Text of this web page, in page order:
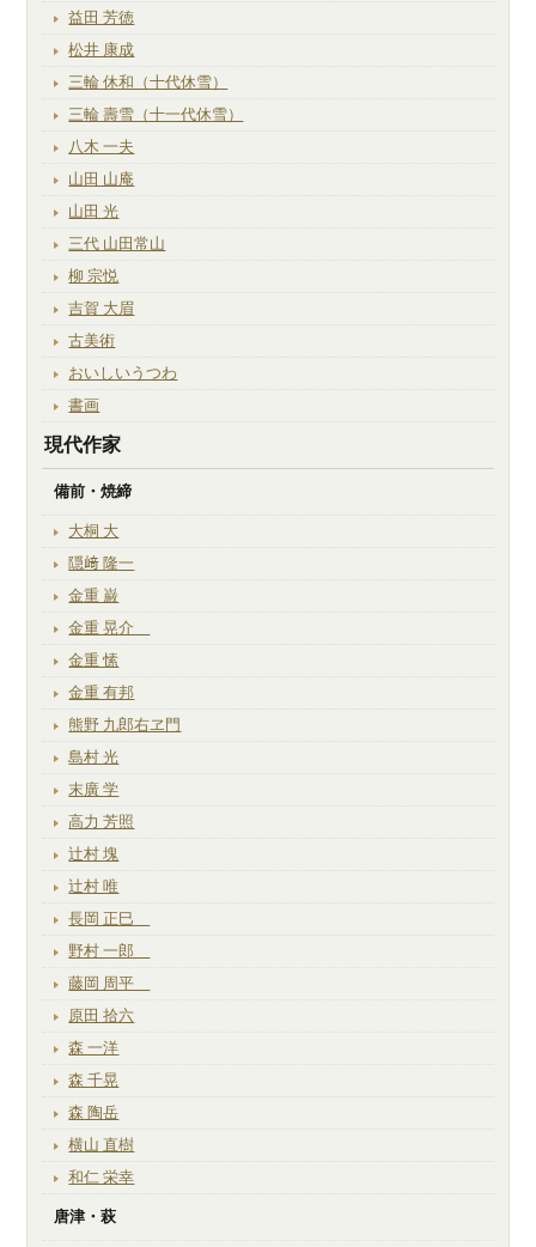
益田 芳徳
松井 康成
三輪 休和（十代休雪）
三輪 壽雪（十一代休雪）
八木 一夫
山田 山庵
山田 光
三代 山田常山
柳 宗悦
吉賀 大眉
古美術
おいしいうつわ
書画
現代作家
備前・焼締
大桐 大
隠﨑 隆一
金重 巌
金重 晃介
金重 愫
金重 有邦
熊野 九郎右ヱ門
島村 光
末廣 学
高力 芳照
辻村 塊
辻村 唯
長岡 正巳
野村 一郎
藤岡 周平
原田 拾六
森 一洋
森 千晃
森 陶岳
横山 直樹
和仁 栄幸
唐津・萩